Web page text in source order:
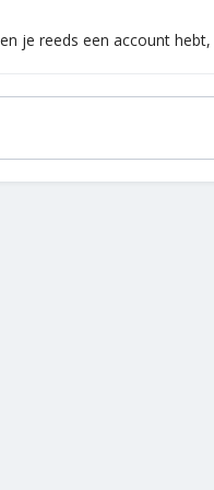
je reeds een account hebt,